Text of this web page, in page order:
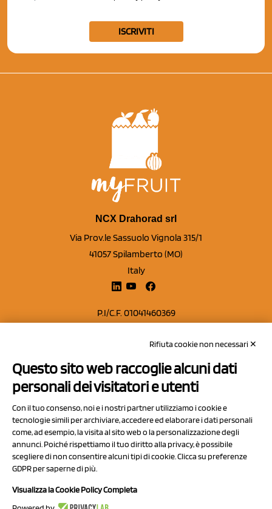
ISCRIVITI
NCX Drahorad srl
Via Prov.le Sassuolo Vignola 315/1
41057 Spilamberto (MO)
Italy
P.I/C.F. 01041460369
Capitale sociale Euro 50.000,00 i.v.
Contatti
Privacy Policy
Cookie Policy
Chi Siamo
Rifiuta cookie non necessari ✕
Questo sito web raccoglie alcuni dati
personali dei visitatori e utenti
Con il tuo consenso, noi e i nostri partner utilizziamo i cookie e
tecnologie simili per archiviare, accedere ed elaborare i dati personali
come, ad esempio, la visita al sito web o la personalizzazione degli
annunci. Poiché rispettiamo il tuo diritto alla privacy, è possibile
scegliere di non consentire alcuni tipi di cookie. Clicca su preferenze
GDPR per saperne di più.
Visualizza la Cookie Policy Completa